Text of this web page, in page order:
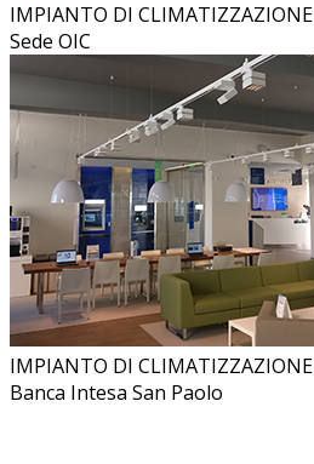
IMPIANTO DI CLIMATIZZAZIONE
Sede OIC
IMPIANTO DI CLIMATIZZAZIONE
Banca Intesa San Paolo